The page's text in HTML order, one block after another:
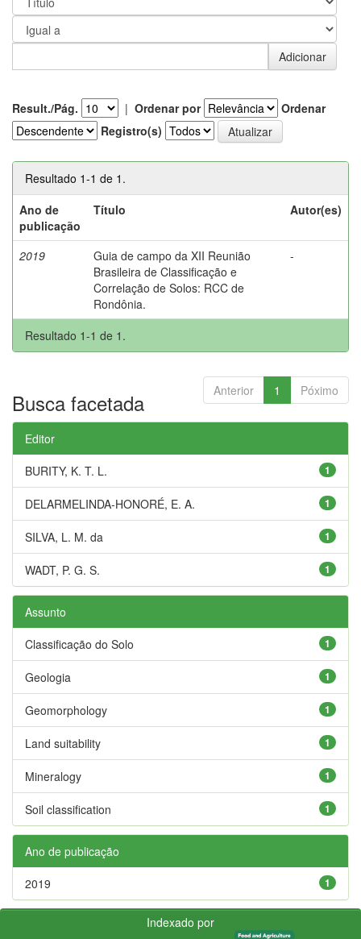
Result./Pág. | Ordenar por
Ordenar
Registro(s)
Resultado 1-1 de 1.
Ano de
publicação
Título Autor(es)
2019
Guia de campo da XII Reunião
Brasileira de Classificação e
Correlação de Solos: RCC de
Rondônia.
-
Resultado 1-1 de 1.
Anterior 1 Póximo
Busca facetada
Editor
1
BURITY, K. T. L.
1
DELARMELINDA-HONORÉ, E. A.
1
SILVA, L. M. da
1
WADT, P. G. S.
Assunto
1
Classificação do Solo
1
Geologia
1
Geomorphology
1
Land suitability
1
Mineralogy
1
Soil classification
Ano de publicação
1
2019
Indexado por